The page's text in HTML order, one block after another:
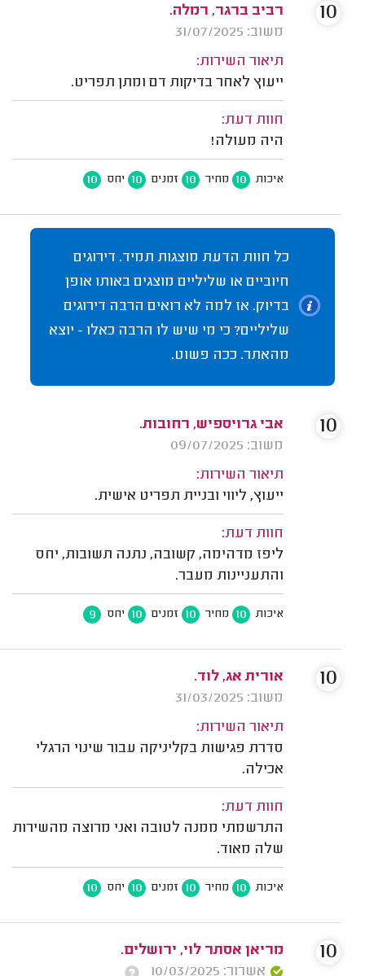
רביב ברגר, רמלה.
משוב: 31/07/2025
תיאור השירות:
ייעוץ לאחר בדיקות דם ומתן תפריט.
חוות דעת:
היה מעולה!
איכות 10 מחיר 10 זמנים 10 יחס 10
10
כל חוות הדעת מוצגות תמיד. דירוגים
חיוביים או שליליים מוצגים באותו אופן
בדיוק. אז למה לא רואים הרבה דירוגים
שליליים? כי מי שיש לו הרבה כאלו - יוצא
מהאתר. ככה פשוט.
אבי גרויספיש, רחובות.
משוב: 09/07/2025
תיאור השירות:
ייעוץ, ליווי ובניית תפריט אישית.
חוות דעת:
ליפז מדהימה, קשובה, נתנה תשובות, יחס
והתעניינות מעבר.
איכות 10 מחיר 10 זמנים 10 יחס 9
10
אורית אג, לוד.
משוב: 31/03/2025
תיאור השירות:
סדרת פגישות בקליניקה עבור שינוי הרגלי
אכילה.
חוות דעת:
התרשמתי ממנה לטובה ואני מרוצה מהשירות
שלה מאוד.
איכות 10 מחיר 10 זמנים 10 יחס 10
10
מריאן אסתר לוי, ירושלים.
אשרור: 10/03/2025
10